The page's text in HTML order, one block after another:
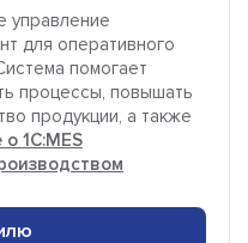
управление
для оперативного
помогает
процессы, повышать
продукции, а также
1C:MES